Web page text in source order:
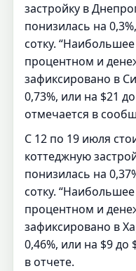
застройку в
понизилась на
сотку.
процентном и
зафиксировано в
0,73%, или на $21
отмечается в
С 12 по 19 июля
коттеджную
понизилась на
сотку.
процентном и
зафиксировано в
0,46%, или на $9 до
в отчете.